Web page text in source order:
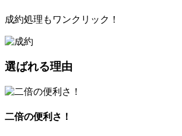
成約処理もワンクリック！
選ばれる理由
二倍の便利さ！